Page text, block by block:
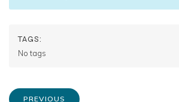
TAGS:
No tags
PREVIOUS